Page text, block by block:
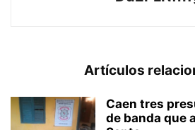
Artículos
Caen tres
de banda que